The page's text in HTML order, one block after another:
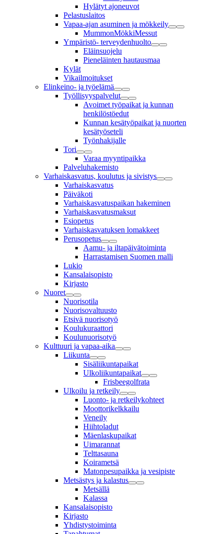
Hylätyt ajoneuvot
Pelastuslaitos
Vapaa-ajan asuminen ja mökkeily
MummonMökkiMessut
Ympäristö- terveydenhuolto
Eläinsuojelu
Pieneläinten hautausmaa
Kylät
Vikailmoitukset
Elinkeino- ja työelämä
Työllisyyspalvelut
Avoimet työpaikat ja kunnan
henkilöstöedut
Kunnan kesätyöpaikat ja nuorten
kesätyöseteli
Työnhakijalle
Tori
Varaa myyntipaikka
Palveluhakemisto
Varhaiskasvatus, koulutus ja sivistys
Varhaiskasvatus
Päiväkoti
Varhaiskasvatuspaikan hakeminen
Varhaiskasvatusmaksut
Esiopetus
Varhaiskasvatuksen lomakkeet
Perusopetus
Aamu- ja iltapäivätoiminta
Harrastamisen Suomen malli
Lukio
Kansalaisopisto
Kirjasto
Nuoret
Nuorisotila
Nuorisovaltuusto
Etsivä nuorisotyö
Koulukuraattori
Koulunuorisotyö
Kulttuuri ja vapaa-aika
Liikunta
Sisäliikuntapaikat
Ulkoliikuntapaikat
Frisbeegolfrata
Ulkoilu ja retkeily
Luonto- ja retkeilykohteet
Moottorikelkkailu
Veneily
Hiihtoladut
Mäenlaskupaikat
Uimarannat
Telttasauna
Koirametsä
Matonpesupaikka ja vesipiste
Metsästys ja kalastus
Metsällä
Kalassa
Kansalaisopisto
Kirjasto
Yhdistystoiminta